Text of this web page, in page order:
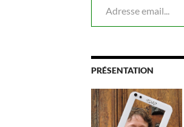
PRÉSENTATION